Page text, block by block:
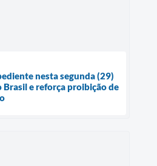
nesta segunda (29)
Brasil e reforça proibição de